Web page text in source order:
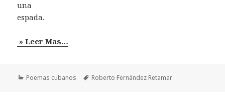
una
espada.
» Leer Mas…
Categorías
Poemas cubanos Etiquetas
Roberto Fernández Retamar